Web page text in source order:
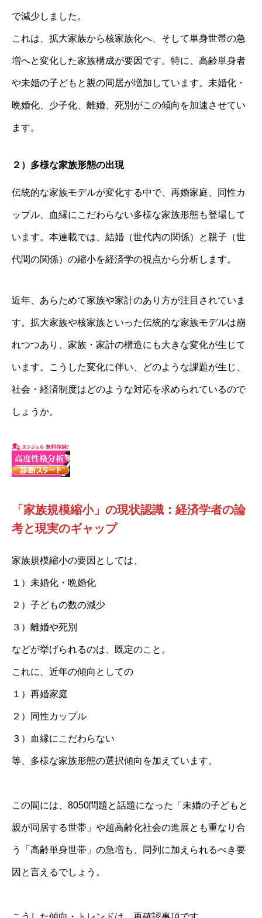
で減少しました。
これは、拡大家族から核家族化へ、そして単身世帯の急
増へと変化した家族構成が要因です。特に、高齢単身者
や未婚の子どもと親の同居が増加しています。未婚化・
晩婚化、少子化、離婚、死別がこの傾向を加速させてい
ます。
２）多様な家族形態の出現
伝統的な家族モデルが変化する中で、再婚家庭、同性カ
ップル、血縁にこだわらない多様な家族形態も登場して
います。本連載では、結婚（世代内の関係）と親子（世
代間の関係）の縮小を経済学の視点から分析します。
近年、あらためて家族や家計のあり方が注目されていま
す。拡大家族や核家族といった伝統的な家族モデルは崩
れつつあり、家族・家計の構造にも大きな変化が生じて
います。こうした変化に伴い、どのような課題が生じ、
社会・経済制度はどのような対応を求められているので
しょうか。
「家族規模縮小」の現状認識：経済学者の論
考と現実のギャップ
家族規模縮小の要因としては、
１）未婚化・晩婚化
２）子どもの数の減少
３）離婚や死別
などが挙げられるのは、既定のこと。
これに、近年の傾向としての
１）再婚家庭
２）同性カップル
３）血縁にこだわらない
等、多様な家族形態の選択傾向を加えています。
この間には、8050問題と話題になった「未婚の子どもと
親が同居する世帯」や超高齢化社会の進展とも重なり合
う「高齢単身世帯」の急増も、同列に加えられるべき要
因と言えるでしょう。